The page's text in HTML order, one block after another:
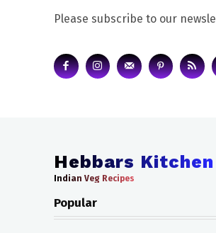
Please subscribe to our
Hebbars Kitchen
Indian Veg Recipes
Popular